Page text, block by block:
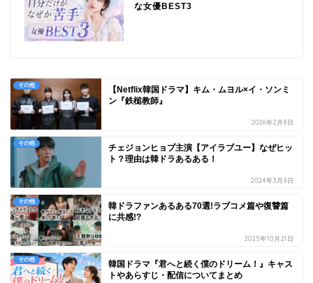
な女優BEST3
その他
【Netflix韓国ドラマ】キム・ムヨル×イ・ソンミ
ン『鉄槌教師』
2026年2月8日
その他
チェジョンヒョプ主演【アイラブユー】なぜヒッ
ト？理由は韓ドラあるある！
2024年3月8日
その他
韓ドラファンあるある70選!ラブコメ篇や復讐篇
に共感!?
2025年10月21日
その他
韓国ドラマ『君へと続く僕のドリーム！』キャス
トやあらすじ・配信についてまとめ